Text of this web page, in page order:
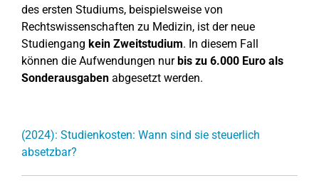
des ersten Studiums, beispielsweise von
Rechtswissenschaften zu Medizin, ist der neue
Studiengang kein Zweitstudium. In diesem Fall
können die Aufwendungen nurbis zu 6.000 Euro als
Sonderausgaben abgesetzt werden.
(2024): Studienkosten: Wann sind sie steuerlich
absetzbar?